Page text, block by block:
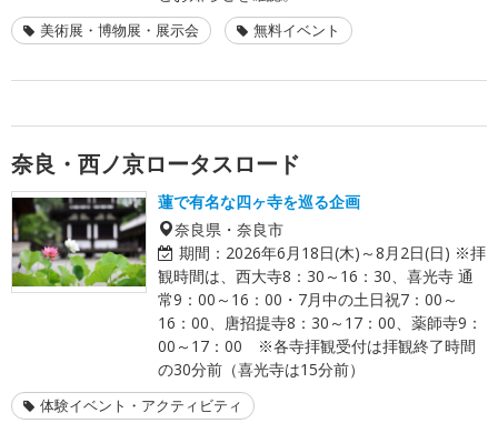
美術展・博物展・展示会 無料イベント
奈良・西ノ京ロータスロード
蓮で有名な四ヶ寺を巡る企画
奈良県・奈良市
期間： 2026年6月18日(木)～8月2日(日) ※拝
観時間は、西大寺8：30～16：30、喜光寺 通
常9：00～16：00・7月中の土日祝7：00～
16：00、唐招提寺8：30～17：00、薬師寺9：
00～17：00 ※各寺拝観受付は拝観終了時間
の30分前（喜光寺は15分前）
体験イベント・アクティビティ